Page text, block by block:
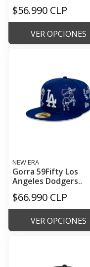
$56.990 CLP
VER OPCIONES
NEW ERA
Gorra 59Fifty Los
Angeles Dodgers..
$66.990 CLP
VER OPCIONES